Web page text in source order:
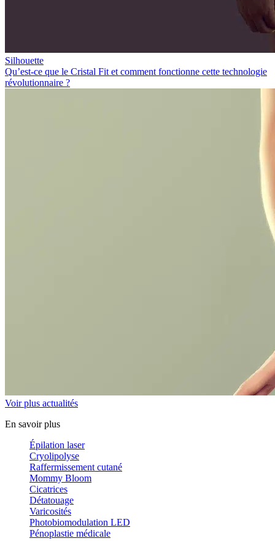
Silhouette
Qu’est-ce que le Cristal Fit et comment fonctionne cette technologie
révolutionnaire ?
Voir plus actualités
En savoir plus
Épilation laser
Cryolipolyse
Raffermissement cutané
Mommy Bloom
Cicatrices
Détatouage
Varicosités
Photobiomodulation LED
Pénoplastie médicale